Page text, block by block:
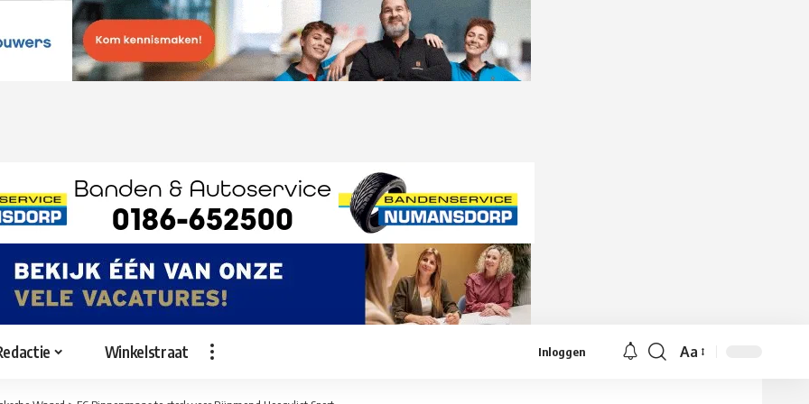
Winkelstraat Inloggen
Lettergrootte
Aa